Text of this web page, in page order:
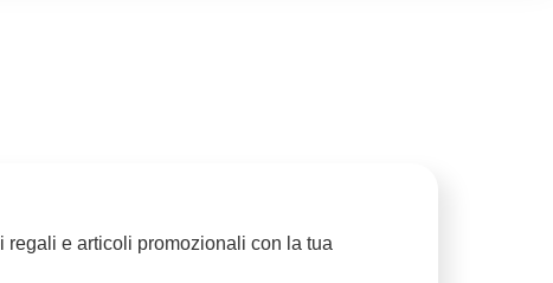
regali e articoli promozionali con la tua